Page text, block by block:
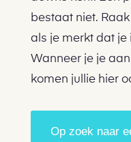
bestaat niet.
als je merkt dat je
Wanneer je je
komen jullie hier
Op zoek naar